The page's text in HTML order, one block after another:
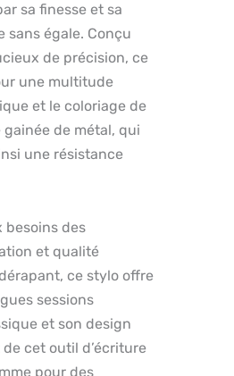
sa finesse et sa
sans égale. Conçu
de précision, ce
une multitude
et le coloriage de
de métal, qui
une résistance
besoins des
et qualité
ce stylo offre
sessions
et son design
cet outil d’écriture
pour des